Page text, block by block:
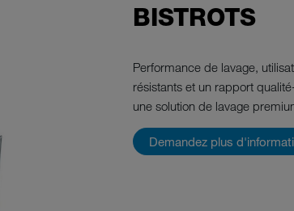
BISTROTS
Performance de lavage,
résistants et un rapport
une solution de lavage
Demandez plus